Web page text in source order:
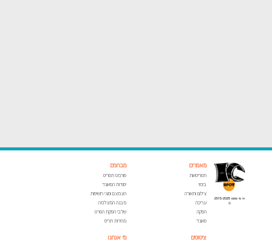
אי סי ספוט 2015-2025
©
מאמרים
תסריטאות
בימוי
צילום ותאורה
עריכה
הפקה
סאונד
מבחנים
פורמט תסריט
יסודות הסאונד
הצמצם וסוגי חשיפות
מבנה המצלמה
שלבי הפקת הסרט
מהירות תריס
ציטוטים מי אנחנו